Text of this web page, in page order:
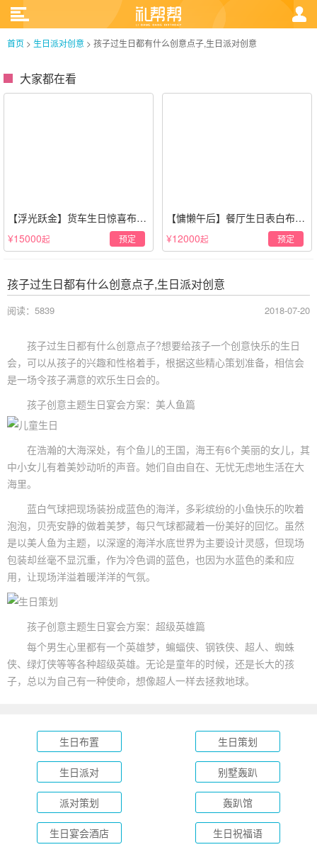
首页 > 生日派对创意 > 孩子过生日都有什么创意点子,生日派对创意
大家都在看
【浮光跃金】货车生日惊喜布置
·经典白色系
¥15000起 预定
【慵懒午后】餐厅生日表白布置
场景·轻奢白色系
¥12000起 预定
孩子过生日都有什么创意点子,生日派对创意
阅读：5839 2018-07-20
孩子过生日都有什么创意点子?想要给孩子一个创意快乐的生日
会，可以从孩子的兴趣和性格着手，根据这些精心策划准备，相信会
是一场令孩子满意的欢乐生日会的。
孩子创意主题生日宴会方案：美人鱼篇
在浩瀚的大海深处，有个鱼儿的王国，海王有6个美丽的女儿，其
中小女儿有着美妙动听的声音。她们自由自在、无忧无虑地生活在大
海里。
蓝白气球把现场装扮成蓝色的海洋，多彩缤纷的小鱼快乐的吹着
泡泡，贝壳安静的做着美梦，每只气球都藏着一份美好的回忆。虽然
是以美人鱼为主题，以深邃的海洋水底世界为主要设计灵感，但现场
包装却丝毫不显沉重，作为冷色调的蓝色，也因为水蓝色的柔和应
用，让现场洋溢着暖洋洋的气氛。
孩子创意主题生日宴会方案：超级英雄篇
每个男生心里都有一个英雄梦，蝙蝠侠、钢铁侠、超人、蜘蛛
侠、绿灯侠等等各种超级英雄。无论是童年的时候，还是长大的孩
子，总以为自己有一种使命，想像超人一样去拯救地球。
生日布置 生日策划
生日派对 别墅轰趴
派对策划 轰趴馆
生日宴会酒店 生日祝福语